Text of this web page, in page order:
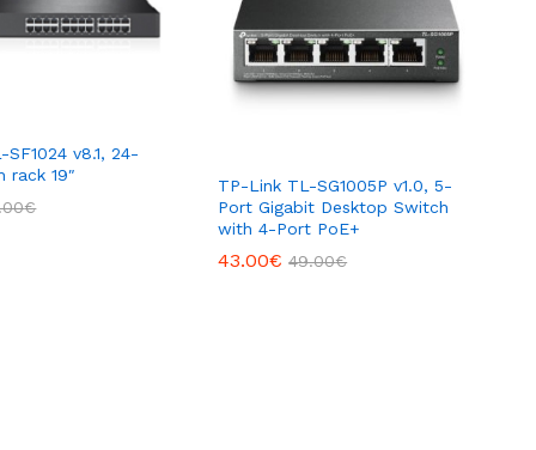
v8.1, 24-
rack 19″
€
TP-Link TL-SG1005P v1.0, ​5-
Port Gigabit Desktop Switch
with 4-Port PoE+
43.00€ 49.00€